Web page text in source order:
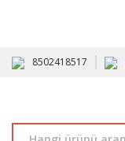
8502418517